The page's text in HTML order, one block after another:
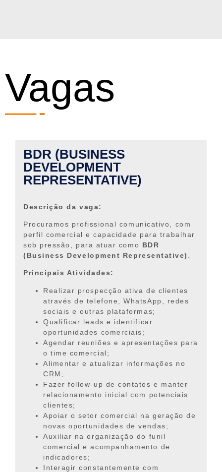
Vagas
BDR (BUSINESS
DEVELOPMENT
REPRESENTATIVE)
Descrição da vaga:
Procuramos profissional comunicativo, com
perfil comercial e capacidade para trabalhar
sob pressão, para atuar como BDR
(Business Development Representative)
Principais Atividades:
Realizar prospecção ativa de clientes
através de telefone, WhatsApp, redes
sociais e outras plataformas;
Qualificar leads e identificar
oportunidades comerciais;
Agendar reuniões e apresentações para
o time comercial;
Alimentar e atualizar informações no
CRM;
Fazer follow-up de contatos e manter
relacionamento inicial com potenciais
clientes;
Apoiar o setor comercial na geração de
novas oportunidades de vendas;
Auxiliar na organização do funil
comercial e acompanhamento de
indicadores;
Interagir constantemente com